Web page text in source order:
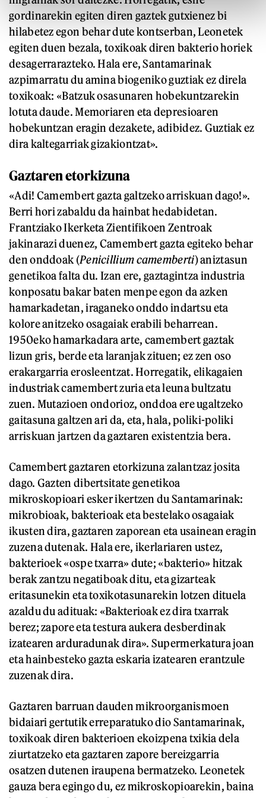
gordinarekin egiten diren gaztek gutxienez bi
hilabetez egon behar dute kontserban, Leonetek
egiten duen bezala, toxikoak diren bakterio horiek
desagerrarazteko. Hala ere, Santamarinak
azpimarratu du amina biogeniko guztiak ez direla
toxikoak: «Batzuk osasunaren hobekuntzarekin
lotuta daude. Memoriaren eta depresioaren
hobekuntzan eragin dezakete, adibidez. Guztiak ez
dira kaltegarriak gizakiontzat».
Gaztaren etorkizuna
«Adi! Camembert gazta galtzeko arriskuan dago!».
Berri hori zabaldu da hainbat hedabidetan.
Frantziako Ikerketa Zientifikoen Zentroak
jakinarazi duenez, Camembert gazta egiteko behar
den onddoak (Penicillium camemberti) aniztasun
genetikoa falta du. Izan ere, gaztagintza industria
konposatu bakar baten menpe egon da azken
hamarkadetan, iraganeko onddo indartsu eta
kolore anitzeko osagaiak erabili beharrean.
1950eko hamarkadara arte, camembert gaztak
lizun gris, berde eta laranjak zituen; ez zen oso
erakargarria erosleentzat. Horregatik, elikagaien
industriak camembert zuria eta leuna bultzatu
zuen. Mutazioen ondorioz, onddoa ere ugaltzeko
gaitasuna galtzen ari da, eta, hala, poliki-poliki
arriskuan jartzen da gaztaren existentzia bera.
Camembert gaztaren etorkizuna zalantzaz josita
dago. Gazten dibertsitate genetikoa
mikroskopioari esker ikertzen du Santamarinak:
mikrobioak, bakterioak eta bestelako osagaiak
ikusten dira, gaztaren zaporean eta usainean eragin
zuzena dutenak. Hala ere, ikerlariaren ustez,
bakterioek «ospe txarra» dute; «bakterio» hitzak
berak zantzu negatiboak ditu, eta gizarteak
eritasunekin eta toxikotasunarekin lotzen dituela
azaldu du adituak: «Bakterioak ez dira txarrak
berez; zapore eta testura aukera desberdinak
izatearen arduradunak dira». Supermerkatura joan
eta hainbesteko gazta eskaria izatearen erantzule
zuzenak dira.
Gaztaren barruan dauden mikroorganismoen
bidaiari gertutik erreparatuko dio Santamarinak,
toxikoak diren bakterioen ekoizpena txikia dela
ziurtatzeko eta gaztaren zapore bereizgarria
osatzen dutenen iraupena bermatzeko. Leonetek
gauza bera egingo du, ez mikroskopioarekin, baina